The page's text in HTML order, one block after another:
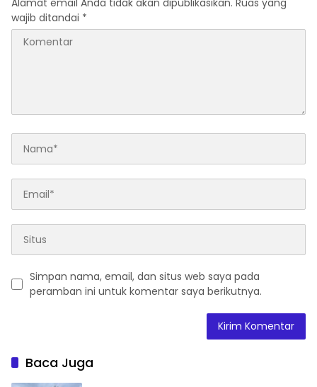
Alamat email Anda tidak akan dipublikasikan. Ruas yang
wajib ditandai *
Simpan nama, email, dan situs web saya pada
peramban ini untuk komentar saya berikutnya.
Baca Juga